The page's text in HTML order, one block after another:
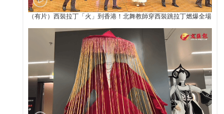
（有片）西裝拉丁「火」到香港！北舞教師穿西裝跳拉丁燃爆全場